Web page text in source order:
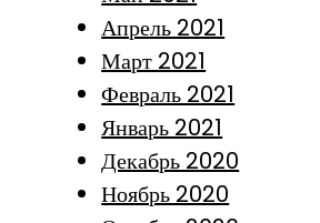
Апрель 2021
Март 2021
Февраль 2021
Январь 2021
Декабрь 2020
Ноябрь 2020